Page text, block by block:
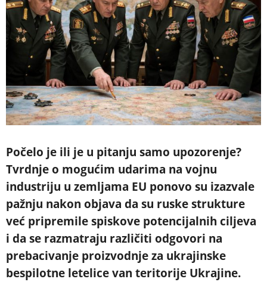
Počelo je ili je u pitanju samo upozorenje?
Tvrdnje o mogućim udarima na vojnu
industriju u zemljama EU ponovo su izazvale
pažnju nakon objava da su ruske strukture
već pripremile spiskove potencijalnih ciljeva
i da se razmatraju različiti odgovori na
prebacivanje proizvodnje za ukrajinske
bespilotne letelice van teritorije Ukrajine.